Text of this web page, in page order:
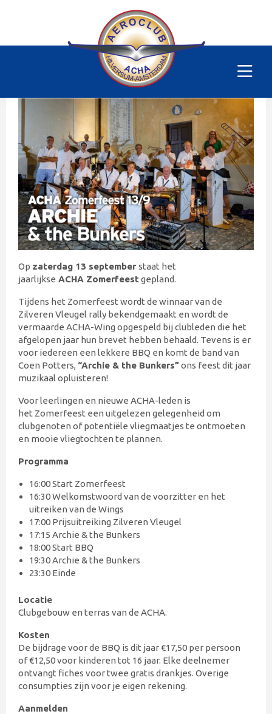
ACHA zomerfeest
Zaterdag 13 september 2025
Op zaterdag 13 september staat het
jaarlijkse ACHA Zomerfeestgepland.
Tijdens het Zomerfeest wordt de winnaar van de
Zilveren Vleugel rally bekendgemaakt en wordt de
vermaarde ACHA-Wing opgespeld bij clubleden die het
afgelopen jaar hun brevet hebben behaald. Tevens is er
voor iedereen een lekkere BBQ en komt de band van
Coen Potters, “Archie & the Bunkers”ons feest dit jaar
muzikaal opluisteren!
Voor leerlingen en nieuwe ACHA-leden is
het Zomerfeest een uitgelezen gelegenheid om
clubgenoten of potentiële vliegmaatjes te ontmoeten
en mooie vliegtochten te plannen.
Programma
16:00 Start Zomerfeest
16:30 Welkomstwoord van de voorzitter en het
uitreiken van de Wings
17:00 Prijsuitreiking Zilveren Vleugel
17:15 Archie & the Bunkers
18:00 Start BBQ
19:30 Archie & the Bunkers
23:30 Einde
Locatie
Clubgebouw en terras van de ACHA.
Kosten
De bijdrage voor de BBQ is dit jaar €17,50 per persoon
of €12,50 voor kinderen tot 16 jaar. Elke deelnemer
ontvangt fiches voor twee gratis drankjes. Overige
consumpties zijn voor je eigen rekening.
Aanmelden